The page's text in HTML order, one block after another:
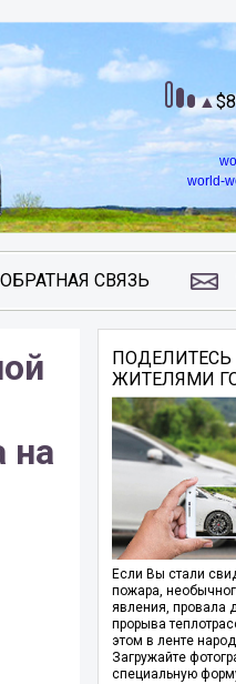
world-
ОБРАТНАЯ СВЯЗЬ
на
ЖИТЕЛЯМИ
Если Вы стали
пожара,
явления, провала
прорыва
этом в ленте
Загружайте
специальную